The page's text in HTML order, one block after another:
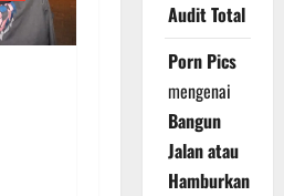
Audit Total
Porn Pics
mengenai
Bangun
Jalan atau
Hamburkan